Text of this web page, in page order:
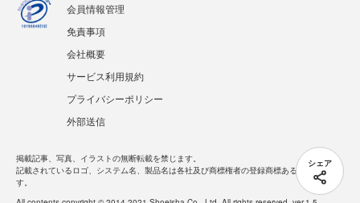
シェア
会員情報管理
免責事項
会社概要
サービス利用規約
プライバシーポリシー
外部送信
掲載記事、写真、イラストの無断転載を禁じます。
記載されているロゴ、システム名、製品名は各社及び商標権者の登録商標あるいは商標で
す。